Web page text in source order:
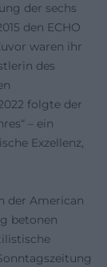
der sechs
den ECHO
waren ihr
des
folgte der
– ein
Exzellenz,
der American
betonen